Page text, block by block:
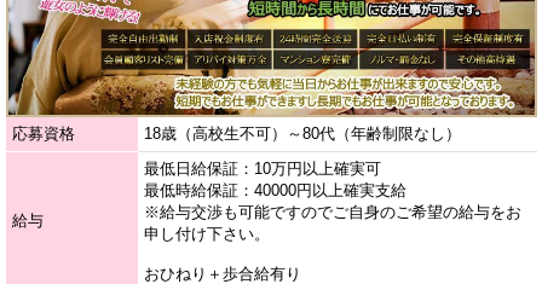
応募資格 18歳（高校生不可）～80代（年齢制限なし）
給与
最低日給保証：10万円以上確実可
最低時給保証：40000円以上確実支給
※給与交渉も可能ですのでご自身のご希望の給与をお
申し付け下さい。
おひねり＋歩合給有り